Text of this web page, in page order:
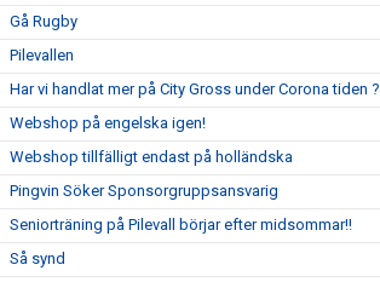
Gå Rugby
Pilevallen
Har vi handlat mer på City Gross under Corona tiden ?
Webshop på engelska igen!
Webshop tillfälligt endast på holländska
Pingvin Söker Sponsorgruppsansvarig
Seniorträning på Pilevall börjar efter midsommar!!
Så synd